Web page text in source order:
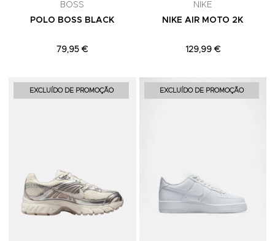
BOSS
POLO BOSS BLACK
79,95 €
NIKE
NIKE AIR MOTO 2K
129,99 €
EXCLUÍDO DE PROMOÇÃO Adicionar aos Favoritos
EXCLUÍDO DE PROMOÇÃO